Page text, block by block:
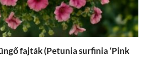
fajták (Petunia surfinia ‘Pink